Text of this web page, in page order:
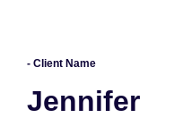
- Client Name
Jennifer